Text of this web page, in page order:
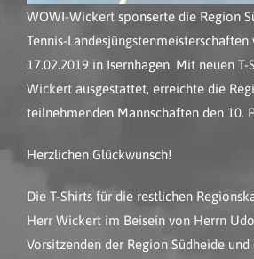
WOWI-Wickert sponserte die Region
Tennis-Landesjüngstenmeisterschaften
17.02.2019 in Isernhagen. Mit neuen T-
Wickert ausgestattet, erreichte die
teilnehmenden Mannschaften den 10.
Herzlichen Glückwunsch!
Die T-Shirts für die restlichen
Herr Wickert im Beisein von Herrn
Vorsitzenden der Region Südheide